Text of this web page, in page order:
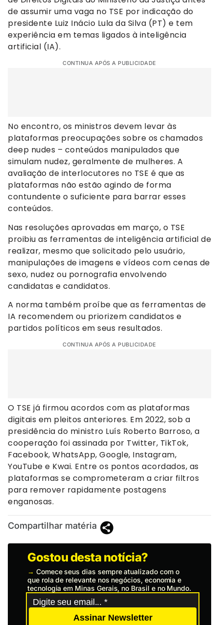
de assumir uma vaga no TSE por indicação do
presidente Luiz Inácio Lula da Silva (PT) e tem
experiência em temas ligados à inteligência
artificial (IA).
CONTINUA APÓS A PUBLICIDADE
No encontro, os ministros devem levar às
plataformas preocupações sobre os chamados
deep nudes – conteúdos manipulados que
simulam nudez, geralmente de mulheres. A
avaliação de interlocutores no TSE é que as
plataformas não estão agindo de forma
contundente o suficiente para barrar esses
conteúdos.
Nas resoluções aprovadas em março, o TSE
proibiu as ferramentas de inteligência artificial de
realizar, mesmo que solicitado pelo usuário,
manipulações de imagens e vídeos com cenas de
sexo, nudez ou pornografia envolvendo
candidatas e candidatos.
A norma também proíbe que as ferramentas de
IA recomendem ou priorizem candidatos e
partidos políticos em seus resultados.
CONTINUA APÓS A PUBLICIDADE
O TSE já firmou acordos com as plataformas
digitais em pleitos anteriores. Em 2022, sob a
presidência do ministro Luís Roberto Barroso, a
cooperação foi assinada por Twitter, TikTok,
Facebook, WhatsApp, Google, Instagram,
YouTube e Kwai. Entre os pontos acordados, as
plataformas se comprometeram a criar filtros
para remover rapidamente postagens
enganosas.
Compartilhar matéria
Gostou desta notícia?
→ Comece seus dias sempre atualizado com o
que rola de relevante nos negócios, economia e
tecnologia em Minas Gerais, no Brasil e no Mundo.
Assinar Newsletter